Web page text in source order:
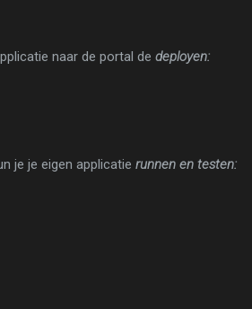
naar de portal de deployen:
je je eigen applicatie runnen en testen: